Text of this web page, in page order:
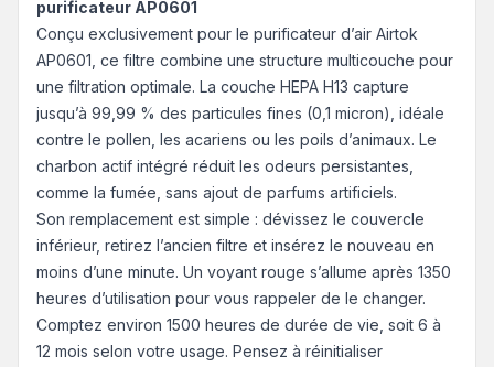
purificateur AP0601
Conçu exclusivement pour le purificateur d’air Airtok
AP0601, ce filtre combine une structure multicouche pour
une filtration optimale. La couche HEPA H13 capture
jusqu’à 99,99 % des particules fines (0,1 micron), idéale
contre le pollen, les acariens ou les poils d’animaux. Le
charbon actif intégré réduit les odeurs persistantes,
comme la fumée, sans ajout de parfums artificiels.
Son remplacement est simple : dévissez le couvercle
inférieur, retirez l’ancien filtre et insérez le nouveau en
moins d’une minute. Un voyant rouge s’allume après 1350
heures d’utilisation pour vous rappeler de le changer.
Comptez environ 1500 heures de durée de vie, soit 6 à
12 mois selon votre usage. Pensez à réinitialiser